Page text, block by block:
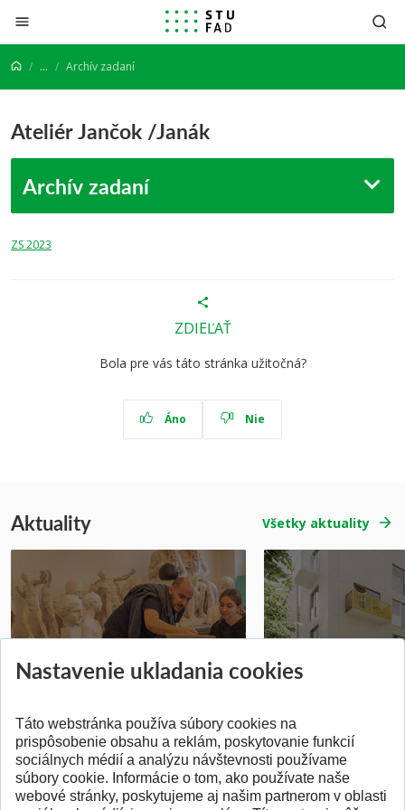
Prejsť na obsah
... Archív zadaní
Ateliér Jančok /Janák
Archív zadaní
ZS 2023
ZDIEĽAŤ
Bola pre vás táto stránka užitočná?
Áno Nie
Aktuality Všetky aktuality
Pridané 14.07.2026 Pridané 03.07.2026
SPÄŤ NA VRCH
Nastavenie ukladania cookies
Táto webstránka používa súbory cookies na
prispôsobenie obsahu a reklám, poskytovanie funkcií
sociálnych médií a analýzu návštevnosti používame
súbory cookie. Informácie o tom, ako používate naše
webové stránky, poskytujeme aj našim partnerom v oblasti